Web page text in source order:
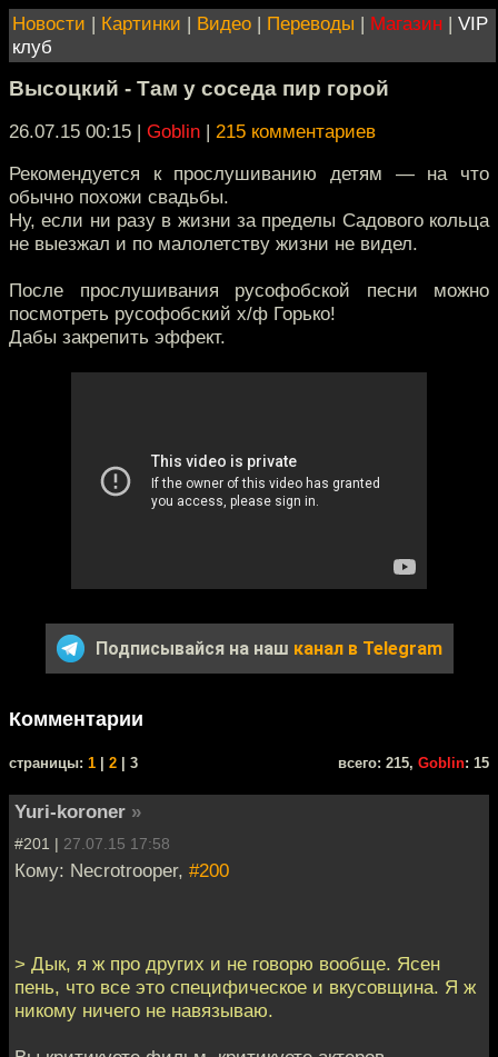
Новости | Картинки | Видео | Переводы | Магазин | VIP
клуб
Высоцкий - Там у соседа пир горой
26.07.15 00:15 | Goblin | 215 комментариев
Рекомендуется к прослушиванию детям — на что
обычно похожи свадьбы.
Ну, если ни разу в жизни за пределы Садового кольца
не выезжал и по малолетству жизни не видел.
После прослушивания русофобской песни можно
посмотреть русофобский х/ф Горько!
Дабы закрепить эффект.
Подписывайся на наш канал в Telegram
Комментарии
cтраницы: 1 2 | 3 всего: 215, Goblin: 15
Yuri-koroner »
#201 | 27.07.15 17:58
Кому: Necrotrooper, #200
> Дык, я ж про других и не говорю вообще. Ясен
пень, что все это специфическое и вкусовщина. Я ж
никому ничего не навязываю.